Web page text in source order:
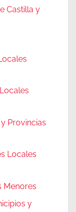
Castilla y
Provincias
Locales
Menores
y